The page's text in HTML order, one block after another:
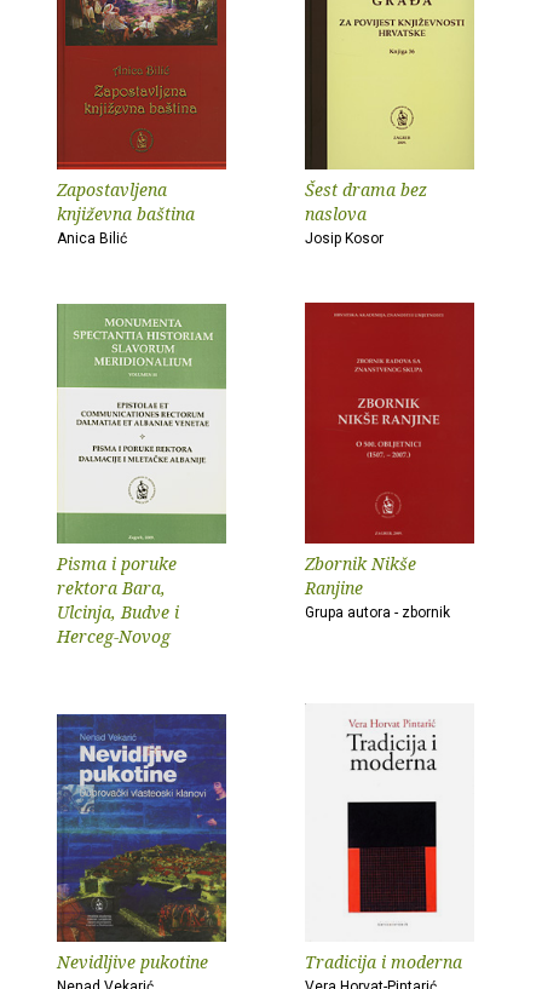
Zapostavljena
književna baština
Anica Bilić
Šest drama bez
naslova
Josip Kosor
Pisma i poruke
rektora Bara,
Ulcinja, Budve i
Herceg-Novog
Zbornik Nikše
Ranjine
Grupa autora - zbornik
Nevidljive pukotine Tradicija i moderna